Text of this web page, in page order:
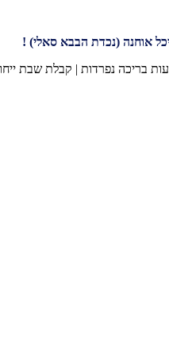
אוחנה (נכדת הבבא סאלי) !
בריכה נפרדות | קבלת שבת